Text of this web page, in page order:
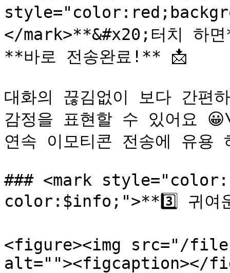
</mark>**&#x20;터치 하
**바로 전송완료!** 📩
대화의 끊김없이 보다 간편
감정을 표현할 수 있어요
연속 이모티콘 전송에 유용
### <mark
color:$info;">**3️⃣ 귀여
<figure><img src="/files/
alt=""><figcaption></